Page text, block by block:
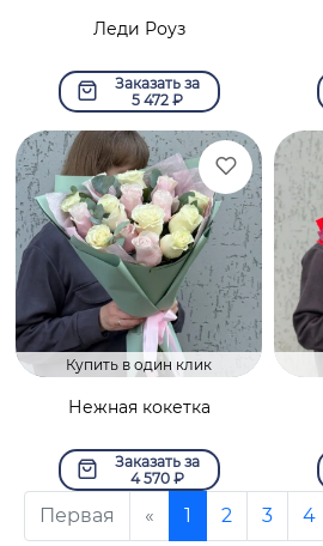
Леди Роуз
Заказать за
5 472₽
Купить в один клик
Нежная кокетка
Заказать за
4 570₽
Первая « 1 2 3 4